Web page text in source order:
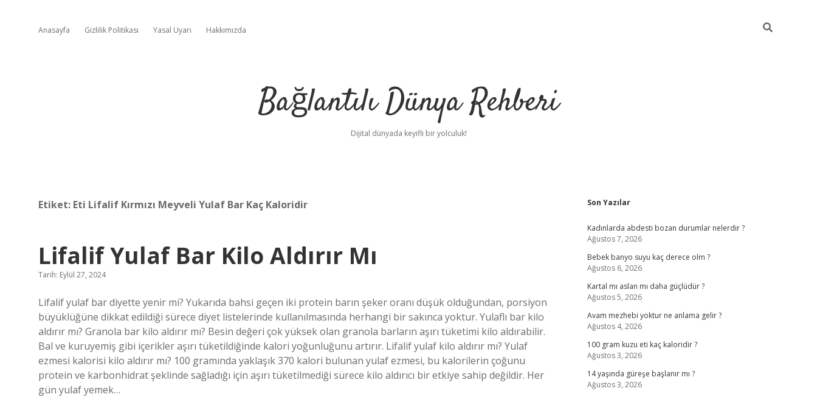
Anasayfa Gizlilik Politikası Yasal Uyarı Hakkımızda
Bağlantılı Dünya Rehberi
Dijital dünyada keyifli bir yolculuk!
Etiket: Eti Lifalif Kırmızı Meyveli Yulaf Bar Kaç Kaloridir
Lifalif Yulaf Bar Kilo Aldırır Mı
Tarih: Eylül 27, 2024
Lifalif yulaf bar diyette yenir mi? Yukarıda bahsi geçen iki protein barın şeker oranı düşük olduğundan, porsiyon
büyüklüğüne dikkat edildiği sürece diyet listelerinde kullanılmasında herhangi bir sakınca yoktur. Yulaflı bar kilo
aldırır mı? Granola bar kilo aldırır mı? Besin değeri çok yüksek olan granola barların aşırı tüketimi kilo aldırabilir.
Bal ve kuruyemiş gibi içerikler aşırı tüketildiğinde kalori yoğunluğunu artırır. Lifalif yulaf kilo aldırır mı? Yulaf
ezmesi kalorisi kilo aldırır mı? 100 gramında yaklaşık 370 kalori bulunan yulaf ezmesi, bu kalorilerin çoğunu
protein ve karbonhidrat şeklinde sağladığı için aşırı tüketilmediği sürece kilo aldırıcı bir etkiye sahip değildir. Her
gün yulaf yemek…
Sidebar
Son Yazılar
Kadınlarda abdesti bozan durumlar nelerdir ?
Ağustos 7, 2026
Bebek banyo suyu kaç derece olm ?
Ağustos 6, 2026
Kartal mı aslan mı daha güçlüdür ?
Ağustos 5, 2026
Avam mezhebi yoktur ne anlama gelir ?
Ağustos 4, 2026
100 gram kuzu eti kaç kaloridir ?
Ağustos 3, 2026
14 yaşında güreşe başlanır mı ?
Ağustos 3, 2026
deneme bonusu veren bahis siteleri